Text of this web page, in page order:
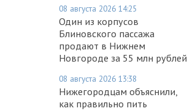
08 августа 2026 14:25
Один из корпусов
Блиновского пассажа
продают в Нижнем
Новгороде за 55 млн рублей
08 августа 2026 13:38
Нижегородцам объяснили,
как правильно пить